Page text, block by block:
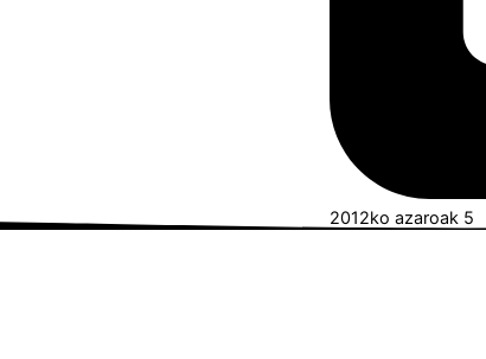
2012ko azaroak 5